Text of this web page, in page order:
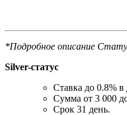
*Подробное описание
Silver-статус
Ставка до 0.8% в
Сумма от 3 000
Срок 31 день.